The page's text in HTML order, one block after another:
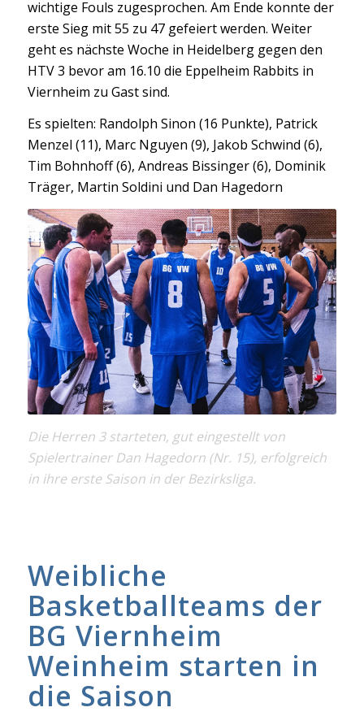
wichtige Fouls zugesprochen. Am Ende konnte der
erste Sieg mit 55 zu 47 gefeiert werden. Weiter
geht es nächste Woche in Heidelberg gegen den
HTV 3 bevor am 16.10 die Eppelheim Rabbits in
Viernheim zu Gast sind.
Es spielten: Randolph Sinon (16 Punkte), Patrick
Menzel (11), Marc Nguyen (9), Jakob Schwind (6),
Tim Bohnhoff (6), Andreas Bissinger (6), Dominik
Träger, Martin Soldini und Dan Hagedorn
Die Herren 3 starteten, gut eingestellt von
Spielertrainer Dan Hagedorn (Nr. 15), erfolgreich
in ihre erste Saison in der Bezirksliga.
Weibliche
Basketballteams der
BG Viernheim
Weinheim starten in
die Saison